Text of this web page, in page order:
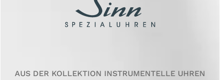
AUS DER KOLLEKTION INSTRUMENTELLE UHREN